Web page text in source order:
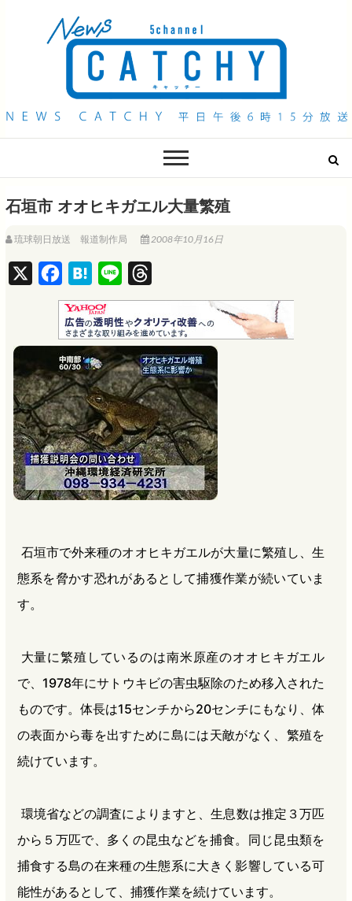
QAB NEWS Headline
石垣市 オオヒキガエル大量繁殖
琉球朝日放送 報道制作局 2008年10月16日
a
c
e
b
o
o
k
H
a
t
e
n
a
i
n
e
h
r
e
a
d
s
石垣市で外来種のオオヒキガエルが大量に繁殖し、生
態系を脅かす恐れがあるとして捕獲作業が続いていま
す。
大量に繁殖しているのは南米原産のオオヒキガエル
で、1978年にサトウキビの害虫駆除のため移入された
ものです。体長は15センチから20センチにもなり、体
の表面から毒を出すために島には天敵がなく、繁殖を
続けています。
環境省などの調査によりますと、生息数は推定３万匹
から５万匹で、多くの昆虫などを捕食。同じ昆虫類を
捕食する島の在来種の生態系に大きく影響している可
能性があるとして、捕獲作業を続けています。